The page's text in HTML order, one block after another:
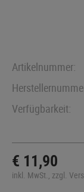
Artikelnummer:
Verfügbarkeit:
€ 11,90
inkl. MwSt., zzgl.